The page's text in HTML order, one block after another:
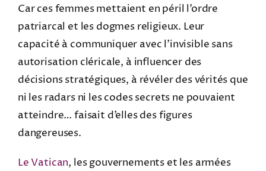
Car ces femmes mettaient en péril l’ordre
patriarcal et les dogmes religieux. Leur
capacité à communiquer avec l’invisible sans
autorisation cléricale, à influencer des
décisions stratégiques, à révéler des vérités que
ni les radars ni les codes secrets ne pouvaient
atteindre… faisait d’elles des figures
dangereuses.
Le Vatican, les gouvernements et les armées